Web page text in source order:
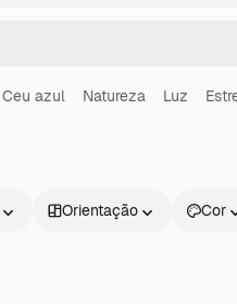
Ceu azul Natureza Luz
Orientação Cor